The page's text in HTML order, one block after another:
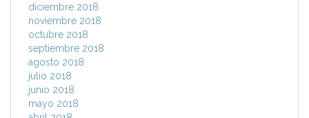
diciembre 2018
noviembre 2018
octubre 2018
septiembre 2018
agosto 2018
julio 2018
junio 2018
mayo 2018